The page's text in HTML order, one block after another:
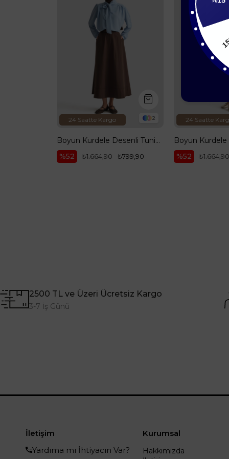
2
24 Saatte Kargo
Boyun Kurdele Desenli Tunik-Mavi 25YT303
%52
₺799,90
₺1.664,90
24 Saatte
%52 ₺1.664,90
2500 TL ve Üzeri Ücretsiz Kargo
3-7 İş Günü
İletişim
Yardıma mı İhtiyacın Var?
Kurumsal
Hakkımızda